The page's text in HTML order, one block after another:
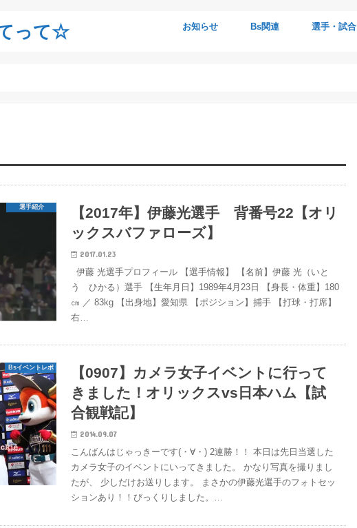
って☆ お知らせ Bs関連 選手・試合
選手紹介
【2017年】伊藤光選手 背番号22【オリ
ックスバファローズ】
2017.01.23
伊藤 光選手プロフィール 【選手情報】 【名前】伊藤 光（いと
う ひかる）選手 【生年月日】1989年4月23日 【身長・体重】180
㎝ ／ 83kg 【出身地】愛知県 【ポジション】捕手 【打球・打席】
右…
Bsイベントレポ
【0907】カメラ女子イベントに行って
きました！オリックスvs日本ハム【試
合観戦記】
2014.09.07
こんばんはじゃっきーです(・∀・) 2連勝！！ 本日は先日当選した
カメラ女子のイベントにいってきました。 かなり写真を撮りまし
たが、 少しだけお送りします。 まさかの伊藤光選手のフォトセッ
ションあり！！びっくりしました。…